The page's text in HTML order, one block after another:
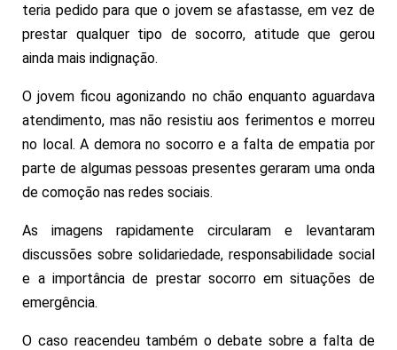
teria pedido para que o jovem se afastasse, em vez de
prestar qualquer tipo de socorro, atitude que gerou
ainda mais indignação.
O jovem ficou agonizando no chão enquanto aguardava
atendimento, mas não resistiu aos ferimentos e morreu
no local. A demora no socorro e a falta de empatia por
parte de algumas pessoas presentes geraram uma onda
de comoção nas redes sociais.
As imagens rapidamente circularam e levantaram
discussões sobre solidariedade, responsabilidade social
e a importância de prestar socorro em situações de
emergência.
O caso reacendeu também o debate sobre a falta de